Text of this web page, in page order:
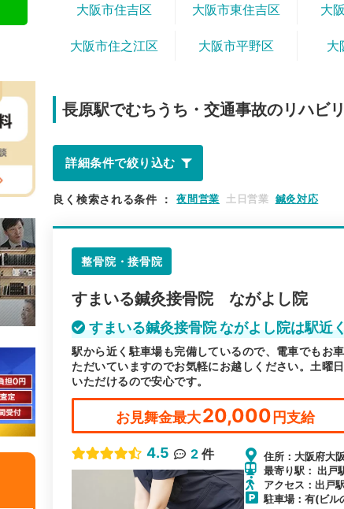
大阪市住吉区 大阪市東住吉区 大
大阪市住之江区 大阪市平野区 大
長原駅でむちうち・交通事故のリハビ
詳細条件で絞り込む
良く検索される条件 ： 夜間営業 土日営業 鍼灸対応
整骨院・接骨院
すまいる鍼灸接骨院 ながよし院
すまいる鍼灸接骨院 ながよし院は駅近
駅から近く駐車場も完備しているので、電車でもお
ただいていますのでお気軽にお越しください。土曜
いただけるので安心です。
お見舞金最大20,000円支給
4.5 2 件
住所：大阪府大
最寄り駅： 出戸
アクセス：出戸
駐車場：有(ビル